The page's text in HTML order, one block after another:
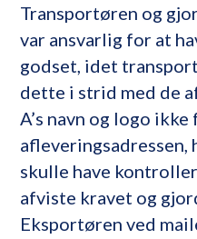
Transportøren og
var ansvarlig for at
godset, idet
dette i strid med de
A’s navn og logo
skulle have
afviste kravet og
Eksportøren ved